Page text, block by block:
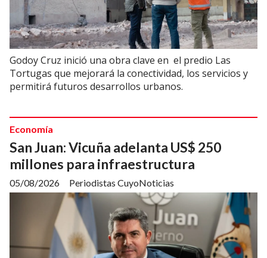
Godoy Cruz inició una obra clave en el predio Las
Tortugas que mejorará la conectividad, los servicios y
permitirá futuros desarrollos urbanos.
San Juan: Vicuña adelanta US$ 250
millones para infraestructura
Periodistas CuyoNoticias
Economía
05/08/2026